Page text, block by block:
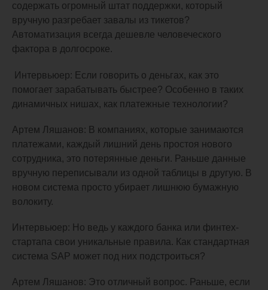
содержать огромный штат поддержки, который
вручную разгребает завалы из тикетов?
Автоматизация всегда дешевле человеческого
фактора в долгосроке.
Интервьюер: Если говорить о деньгах, как это
помогает зарабатывать быстрее? Особенно в таких
динамичных нишах, как платежные технологии?
Артем Ляшанов: В компаниях, которые занимаются
платежами, каждый лишний день простоя нового
сотрудника, это потерянные деньги. Раньше данные
вручную переписывали из одной таблицы в другую. В
новом система просто убирает лишнюю бумажную
волокиту.
Интервьюер: Но ведь у каждого банка или финтех-
стартапа свои уникальные правила. Как стандартная
система SAP может под них подстроиться?
Артем Ляшанов: Это отличный вопрос. Раньше, если